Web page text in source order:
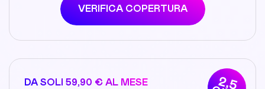
VERIFICA COPERTURA
2,5
DA SOLI 59,90 € AL MESE